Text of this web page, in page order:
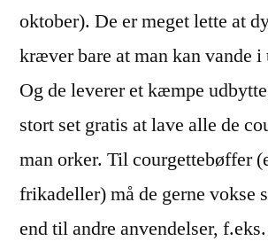
oktober). De er meget lette at
kræver bare at man kan vande i
Og de leverer et kæmpe
stort set gratis at lave alle de
man orker. Til courgettebøffer
frikadeller) må de gerne vokse
end til andre anvendelser,